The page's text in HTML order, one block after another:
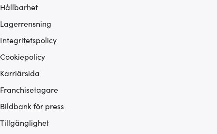
Hållbarhet
Lagerrensning
Integritetspolicy
Cookiepolicy
Karriärsida
Franchisetagare
Bildbank för press
Tillgänglighet